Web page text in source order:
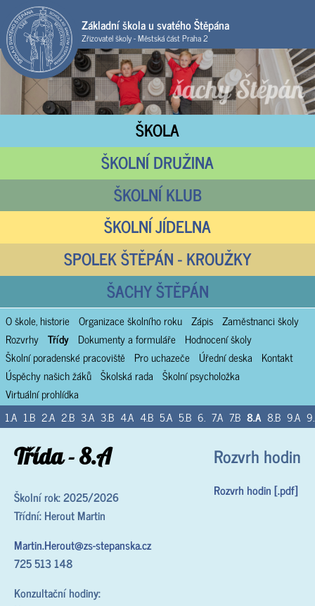
Základní škola u svatého Štěpána
Zřizovatel školy - Městská část Praha 2
ŠKOLA
ŠKOLNÍ DRUŽINA
ŠKOLNÍ KLUB
ŠKOLNÍ JÍDELNA
SPOLEK ŠTĚPÁN - KROUŽKY
ŠACHY ŠTĚPÁN
O škole, historie Organizace školního roku Zápis Zaměstnanci školy
Rozvrhy Třídy Dokumenty a formuláře
Hodnocení školy
Školní poradenské pracoviště
Pro uchazeče Úřední deska
Kontakt
Úspěchy našich žáků Školská rada Školní psycholožka
Virtuální prohlídka
1.A 1.B 2.A 2.B 3.A 3.B 4.A 4.B 5.A 5.B 6. 7.A 7.B 8.A 8.B 9.A
Rozvrh hodin
Rozvrh hodin [.pdf]
Třída - 8.A
Školní rok: 2025/2026
Třídní: Herout Martin
Martin.Herout@zs-stepanska.cz
725 513 148
Konzultační hodiny: